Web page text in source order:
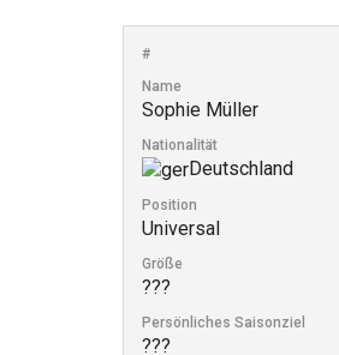
#
Name
Sophie Müller
Nationalität
Deutschland
Position
Universal
Größe
???
Persönliches Saisonziel
???